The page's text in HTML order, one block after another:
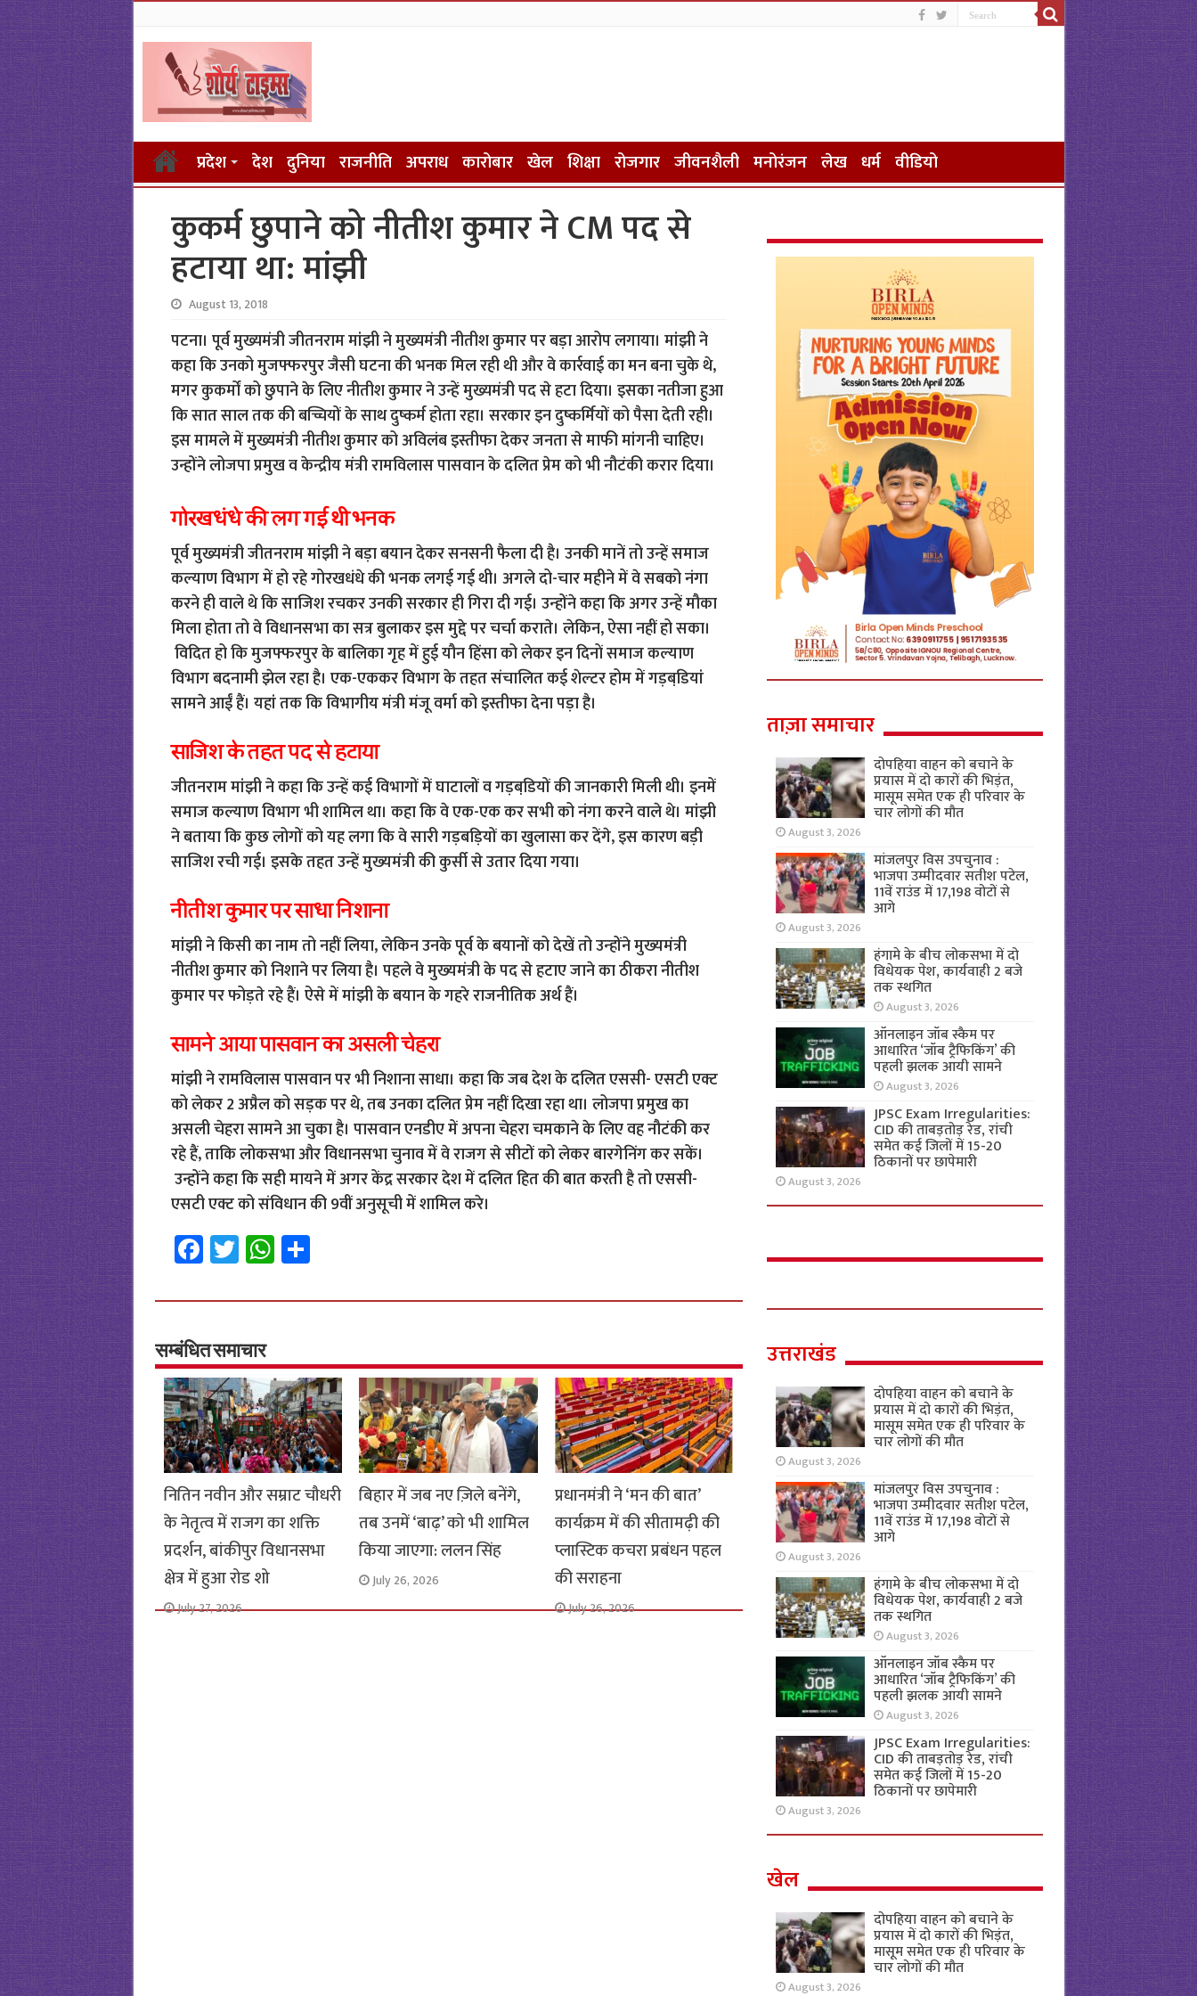
प्रदेश देश दुनिया राजनीति अपराध कारोबार खेल शिक्षा रोजगार जीवनशैली मनोरंजन लेख धर्म वीडियो
कुकर्म छुपाने को नीतीश कुमार ने CM पद से
हटाया था: मांझी
August 13, 2018
पटना। पूर्व मुख्यमंत्री जीतनराम मांझी ने मुख्यमंत्री नीतीश कुमार पर बड़ा आरोप लगाया। मांझी ने
कहा कि उनको मुजफ्फरपुर जैसी घटना की भनक मिल रही थी और वे कार्रवाई का मन बना चुके थे,
मगर कुकर्मों को छुपाने के लिए नीतीश कुमार ने उन्हें मुख्यमंत्री पद से हटा दिया। इसका नतीजा हुआ
कि सात साल तक की बच्चियों के साथ दुष्कर्म होता रहा। सरकार इन दुष्कर्मियों को पैसा देती रही।
इस मामले में मुख्यमंत्री नीतीश कुमार को अविलंब इस्तीफा देकर जनता से माफी मांगनी चाहिए।
उन्होंने लोजपा प्रमुख व केन्द्रीय मंत्री रामविलास पासवान के दलित प्रेम को भी नौटंकी करार दिया।
गोरखधंधे की लग गई थी भनक
पूर्व मुख्यमंत्री जीतनराम मांझी ने बड़ा बयान देकर सनसनी फैला दी है। उनकी मानें तो उन्‍हें समाज
कल्‍याण विभाग में हो रहे गोरखधंधे की भनक लगई गई थी। अगले दो-चार महीने में वे सबको नंगा
करने ही वाले थे कि साजिश रचकर उनकी सरकार ही गिरा दी गई। उन्‍होंने कहा कि अगर उन्‍हें मौका
मिला होता तो वे विधानसभा का सत्र बुलाकर इस मुद्दे पर चर्चा कराते। लेकिन, ऐसा नहीं हो सका।
विदित हो कि मुजफ्फरपुर के बालिका गृह में हुई यौन हिंसा को लेकर इन दिनाें समाज कल्‍याण
विभाग बदनामी झेल रहा है। एक-एककर विभाग के तहत संचालित कई शेल्‍टर होम में गड़बडि़यां
सामने आईं हैं। यहां तक कि विभागीय मंत्री मंजू वर्मा को इस्तीफा देना पड़ा है।
साजिश के तहत पद से हटाया
जीतनराम मांझी ने कहा कि उन्‍हें कई विभागों में घाटालों व गड़बडि़यों की जानकारी मिली थी। इनमें
समाज कल्याण विभाग भी शामिल था। कहा कि वे एक-एक कर सभी को नंगा करने वाले थे। मांझी
ने बताया कि कुछ लोगों को यह लगा कि वे सारी गड़बड़ियों का खुलासा कर देंगे, इस कारण बड़ी
साजिश रची गई। इसके तहत उन्‍हें मुख्‍यमंत्री की कुर्सी से उतार दिया गया।
नीतीश कुमार पर साधा निशाना
मांझी ने किसी का नाम तो नहीं लिया, लेकिन उनके पूर्व के बयानों को देखें तो उन्‍होंने मुख्‍यमंत्री
नीतीश कुमार को निशाने पर लिया है। पहले वे मुख्‍यमंत्री के पद से हटाए जाने का ठीकरा नीतीश
कुमार पर फोड़ते रहे हैं। ऐसे में मांझी के बयान के गहरे राजनीतिक अर्थ हैं।
सामने आया पासवान का असली चेहरा
मांझी ने रामविलास पासवान पर भी निशाना साधा। कहा कि जब देश के दलित एससी- एसटी एक्ट
को लेकर 2 अप्रैल को सड़क पर थे, तब उनका दलित प्रेम नहीं दिखा रहा था। लोजपा प्रमुख का
असली चेहरा सामने आ चुका है। पासवान एनडीए में अपना चेहरा चमकाने के लिए वह नौटंकी कर
रहे हैं, ताकि लोकसभा और विधानसभा चुनाव में वे राजग से सीटों को लेकर बारगेनिंग कर सकें।
उन्होंने कहा कि सही मायने में अगर केंद्र सरकार देश में दलित हित की बात करती है तो एससी-
एसटी एक्ट को संविधान की 9वीं अनुसूची में शामिल करे।
Fa
ce
b
o
o
k
T
wi
tt
er
W
h
at
p
p
S
h
ar
सम्बंधित समाचार
नितिन नवीन और सम्राट चौधरी
के नेतृत्व में राजग का शक्ति
प्रदर्शन, बांकीपुर विधानसभा
क्षेत्र में हुआ रोड शो
July 27, 2026
बिहार में जब नए ज़िले बनेंगे,
तब उनमें ‘बाढ़’ को भी शामिल
किया जाएगा: ललन सिंह
July 26, 2026
प्रधानमंत्री ने ‘मन की बात’
कार्यक्रम में की सीतामढ़ी की
प्लास्टिक कचरा प्रबंधन पहल
की सराहना
July 26, 2026
ताज़ा समाचार
दोपहिया वाहन को बचाने के
प्रयास में दो कारों की भिड़ंत,
मासूम समेत एक ही परिवार के
चार लोगों की मौत
August 3, 2026
मांजलपुर विस उपचुनाव :
भाजपा उम्मीदवार सतीश पटेल,
11वें राउंड में 17,198 वोटों से
आगे
August 3, 2026
हंगामे के बीच लोकसभा में दो
विधेयक पेश, कार्यवाही 2 बजे
तक स्थगित
August 3, 2026
ऑनलाइन जॉब स्कैम पर
आधारित ‘जॉब ट्रैफिकिंग’ की
पहली झलक आयी सामने
August 3, 2026
JPSC Exam Irregularities:
CID की ताबड़तोड़ रेड, रांची
समेत कई जिलों में 15-20
ठिकानों पर छापेमारी
August 3, 2026
उत्तराखंड
दोपहिया वाहन को बचाने के
प्रयास में दो कारों की भिड़ंत,
मासूम समेत एक ही परिवार के
चार लोगों की मौत
August 3, 2026
मांजलपुर विस उपचुनाव :
भाजपा उम्मीदवार सतीश पटेल,
11वें राउंड में 17,198 वोटों से
आगे
August 3, 2026
हंगामे के बीच लोकसभा में दो
विधेयक पेश, कार्यवाही 2 बजे
तक स्थगित
August 3, 2026
ऑनलाइन जॉब स्कैम पर
आधारित ‘जॉब ट्रैफिकिंग’ की
पहली झलक आयी सामने
August 3, 2026
JPSC Exam Irregularities:
CID की ताबड़तोड़ रेड, रांची
समेत कई जिलों में 15-20
ठिकानों पर छापेमारी
August 3, 2026
खेल
दोपहिया वाहन को बचाने के
प्रयास में दो कारों की भिड़ंत,
मासूम समेत एक ही परिवार के
चार लोगों की मौत
August 3, 2026